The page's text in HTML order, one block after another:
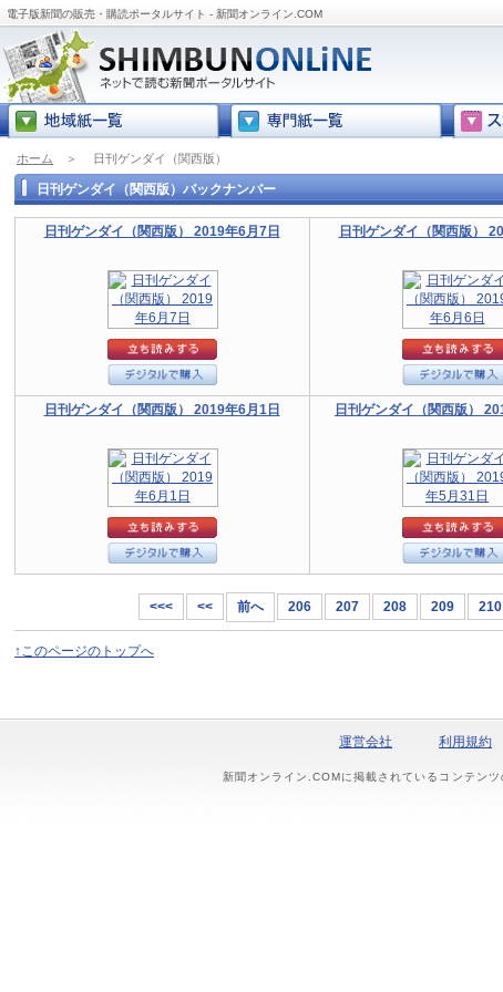
電子版新聞の販売・購読ポータルサイト - 新聞オンライン.COM
ホーム ＞ 日刊ゲンダイ（関西版）
日刊ゲンダイ（関西版）バックナンバー
日刊ゲンダイ（関西版） 2019年6月7日 日刊ゲンダイ（関西版）
日刊ゲンダイ（関西版） 2019年6月1日 日刊ゲンダイ（関西版）
<<< << 前へ 206 207 208 209 210
↑このページのトップへ
運営会社 利用規約
新聞オンライン.COMに掲載されているコンテン